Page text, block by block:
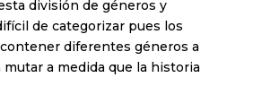
división de géneros y
de categorizar pues los
diferentes géneros a
mutar a medida que la historia